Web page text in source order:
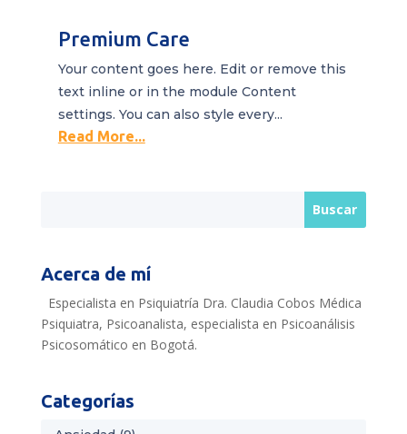
Premium Care
Your content goes here. Edit or remove this
text inline or in the module Content
settings. You can also style every...
Read More...
Acerca de mí
Especialista en Psiquiatría Dra. Claudia Cobos Médica
Psiquiatra, Psicoanalista, especialista en Psicoanálisis
Psicosomático en Bogotá.
Categorías